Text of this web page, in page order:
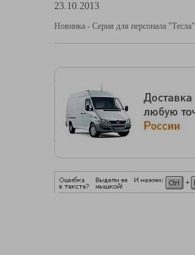
23.10.2013
Новинка - Серия для персонала "Тесла"